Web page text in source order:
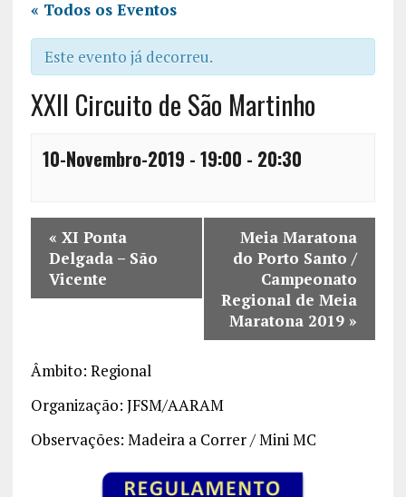
« Todos os Eventos
Este evento já decorreu.
XXII Circuito de São Martinho
10-Novembro-2019 - 19:00 - 20:30
« XI Ponta
Delgada – São
Vicente
Meia Maratona
do Porto Santo /
Campeonato
Regional de Meia
Maratona 2019 »
Âmbito: Regional
Organização: JFSM/AARAM
Observações: Madeira a Correr / Mini MC